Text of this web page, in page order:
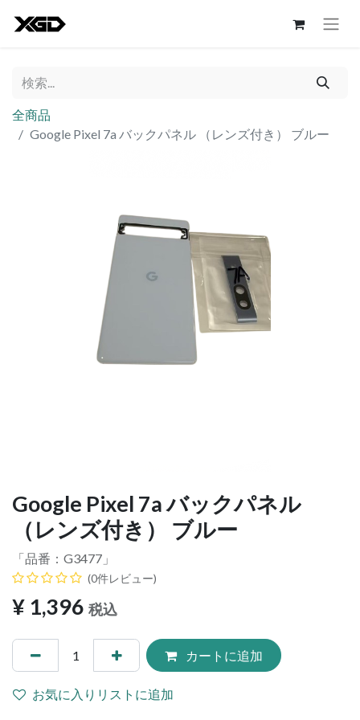
全商品
Google Pixel 7a バックパネル （レンズ付き） ブルー
Google Pixel 7a バックパネル
（レンズ付き） ブルー
「品番： G3477 」
(0件レビュー)
¥ 1,396 税込
カートに追加
お気に入りリストに追加